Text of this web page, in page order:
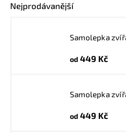
Nejprodávanější
Samolepka
od 449 Kč
Samolepka
od 449 Kč